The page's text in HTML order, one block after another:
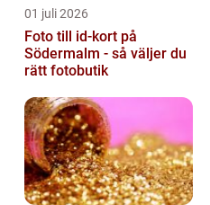
01 juli 2026
Foto till id-kort på
Södermalm - så väljer du
rätt fotobutik